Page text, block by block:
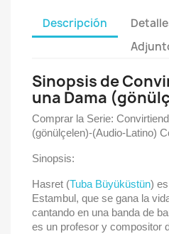
Descripción
Sinopsis de
una Dama
Comprar la Serie:
(gönülçelen)-(Audio-Latino)
Sinopsis:
Hasret (Tuba Büyüküstün)
Estambul, que se gana la
cantando en una banda de
es un profesor y compositor